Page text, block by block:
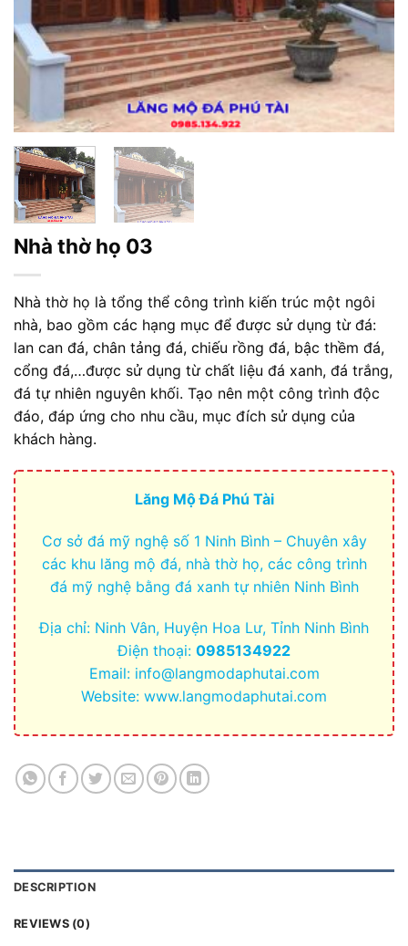
Nhà thờ họ 03
Nhà thờ họ là tổng thể công trình kiến trúc một ngôi
nhà, bao gồm các hạng mục để được sử dụng từ đá:
lan can đá, chân tảng đá, chiếu rồng đá, bậc thềm đá,
cổng đá,…được sử dụng từ chất liệu đá xanh, đá trắng,
đá tự nhiên nguyên khối. Tạo nên một công trình độc
đáo, đáp ứng cho nhu cầu, mục đích sử dụng của
khách hàng.
Lăng Mộ Đá Phú Tài
Cơ sở đá mỹ nghệ số 1 Ninh Bình – Chuyên xây
các khu lăng mộ đá, nhà thờ họ, các công trình
đá mỹ nghệ bằng đá xanh tự nhiên Ninh Bình
Địa chỉ: Ninh Vân, Huyện Hoa Lư, Tỉnh Ninh Bình
Điện thoại: 0985134922
Email: info@langmodaphutai.com
Website: www.langmodaphutai.com
DESCRIPTION
REVIEWS (0)